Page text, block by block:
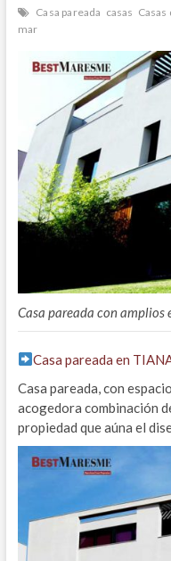
Casa pareada casas
mar
Casa pareada con amplios
Casa pareada en
Casa pareada, con
acogedora combinación
propiedad que aúna el